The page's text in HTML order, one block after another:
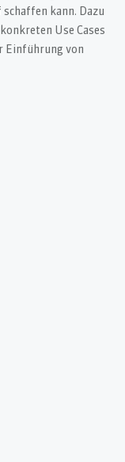
kann. Dazu
Use Cases
Einführung von